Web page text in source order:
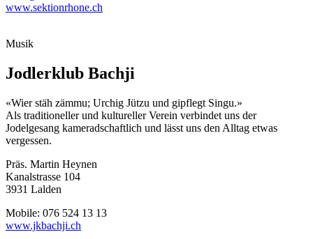
www.sektionrhone.ch
Musik
Jodlerklub Bachji
«Wier stäh zämmu; Urchig Jützu und gipflegt Singu.»
Als traditioneller und kultureller Verein verbindet uns der
Jodelgesang kameradschaftlich und lässt uns den Alltag etwas
vergessen.
Präs. Martin Heynen
Kanalstrasse 104
3931 Lalden
Mobile: 076 524 13 13
www.jkbachji.ch